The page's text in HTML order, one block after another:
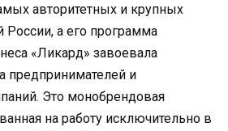
авторитетных и крупных
а его программа
«Ликард» завоевала
предпринимателей и
Это монобрендовая
на работу исключительно в